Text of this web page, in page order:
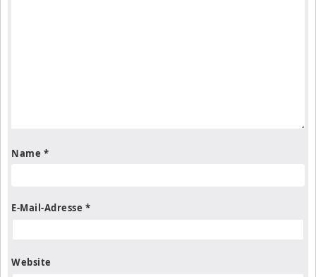
Name *
E-Mail-Adresse *
Website